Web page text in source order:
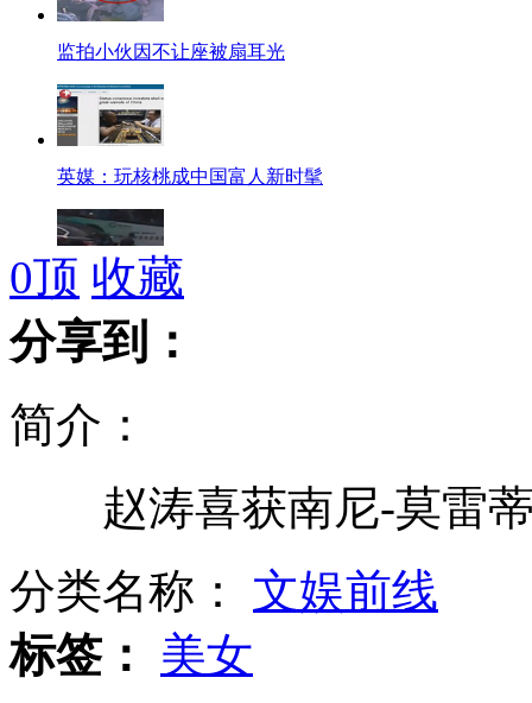
监拍小伙因不让座被扇耳光
英媒：玩核桃成中国富人新时髦
郑州十字路口怪事:男子开车捡烟头
浙江：海水涨潮快 轿车瞬间没顶
哈尔滨道路再次发生塌陷事故
0顶 收藏
分享到：
简介：
赵涛喜获南尼-莫雷蒂
分类名称： 文娱前线
标签：
美女